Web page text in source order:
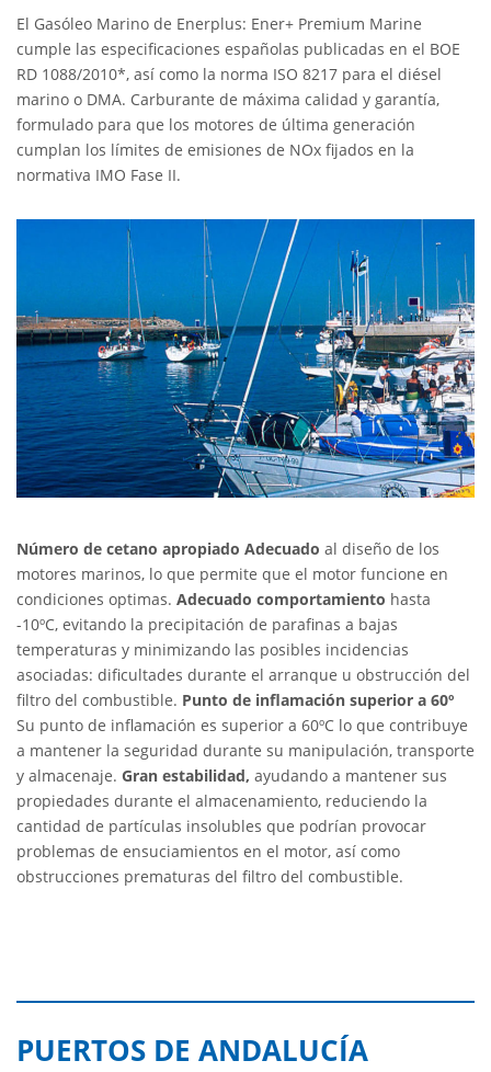
El Gasóleo Marino de Enerplus: Ener+ Premium Marine
cumple las especificaciones españolas publicadas en el BOE
RD 1088/2010*, así como la norma ISO 8217 para el diésel
marino o DMA. Carburante de máxima calidad y garantía,
formulado para que los motores de última generación
cumplan los límites de emisiones de NOx fijados en la
normativa IMO Fase II.
Número de cetano apropiado Adecuado al diseño de los
motores marinos, lo que permite que el motor funcione en
condiciones optimas. Adecuado comportamiento hasta
-10ºC, evitando la precipitación de parafinas a bajas
temperaturas y minimizando las posibles incidencias
asociadas: dificultades durante el arranque u obstrucción del
filtro del combustible. Punto de inflamación superior a 60º
Su punto de inflamación es superior a 60ºC lo que contribuye
a mantener la seguridad durante su manipulación, transporte
y almacenaje. Gran estabilidad, ayudando a mantener sus
propiedades durante el almacenamiento, reduciendo la
cantidad de partículas insolubles que podrían provocar
problemas de ensuciamientos en el motor, así como
obstrucciones prematuras del filtro del combustible.
PUERTOS DE ANDALUCÍA